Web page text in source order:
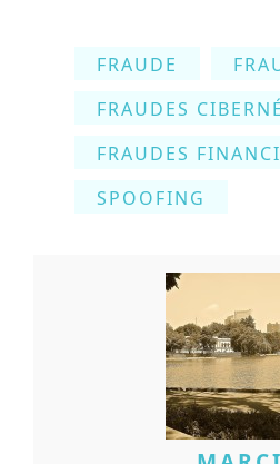
FRAUDE
FRAUDES
FRAUDES
SPOOFING